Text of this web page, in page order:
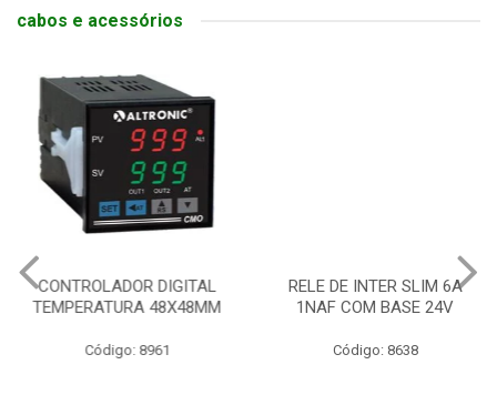
cabos e acessórios
CONTROLADOR DIGITAL
TEMPERATURA 48X48MM
Código: 8961
RELE DE INTER SLIM 6A
1NAF COM BASE 24V
Código: 8638